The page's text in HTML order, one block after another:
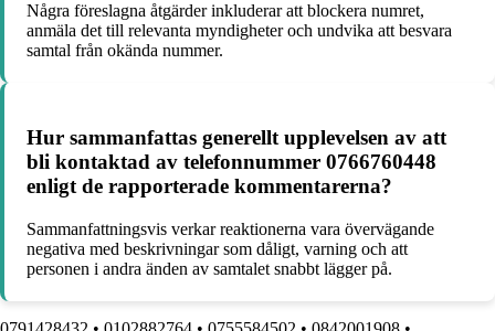
Några föreslagna åtgärder inkluderar att blockera numret,
anmäla det till relevanta myndigheter och undvika att besvara
samtal från okända nummer.
Hur sammanfattas generellt upplevelsen av att
bli kontaktad av telefonnummer 0766760448
enligt de rapporterade kommentarerna?
Sammanfattningsvis verkar reaktionerna vara övervägande
negativa med beskrivningar som dåligt, varning och att
personen i andra änden av samtalet snabbt lägger på.